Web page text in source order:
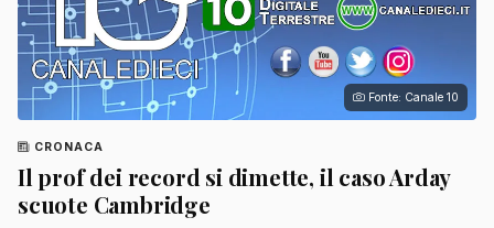
Fonte: Canale 10
CRONACA
Il prof dei record si dimette, il caso Arday
scuote Cambridge